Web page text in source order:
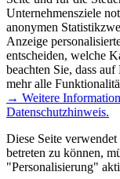
Unternehmensziele
anonymen
Anzeige
entscheiden, welche
beachten Sie, dass
mehr alle
→ Weitere
Datenschutzhinweis.
Diese Seite
betreten zu können,
"Personalisierung"